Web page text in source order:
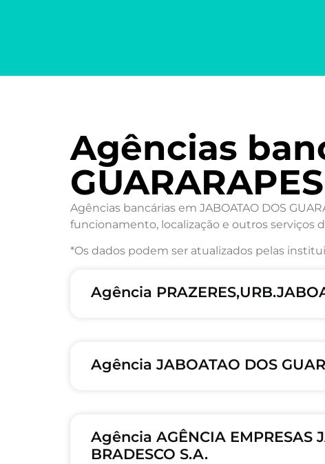
Agências
GUARARAPES
Agências bancárias em JABOATAO DOS
funcionamento, localização e outros serviços
*Os dados podem ser atualizados pelas
Agência
Agência JABOATAO DOS
Agência AGÊNCIA EMPRESAS
BRADESCO S.A.